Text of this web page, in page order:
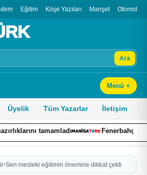
Eğitim Köşe Yazıları Manşet Otomobil
Ara
Menü +
Üyelik Tüm Yazarlar İletişim
Fenerbahçe Yelken Şubesi,
Sen mesleki eğitimin önemine dikkat çekti